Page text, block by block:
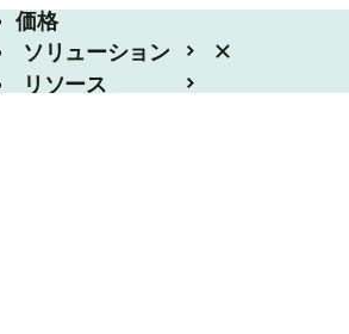
価格
ソリューション
リソース